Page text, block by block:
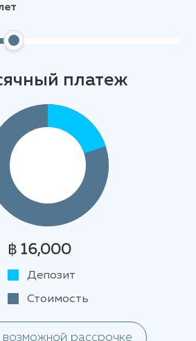
платеж
฿ 16,000
Депозит
Стоимость
возможной рассрочке